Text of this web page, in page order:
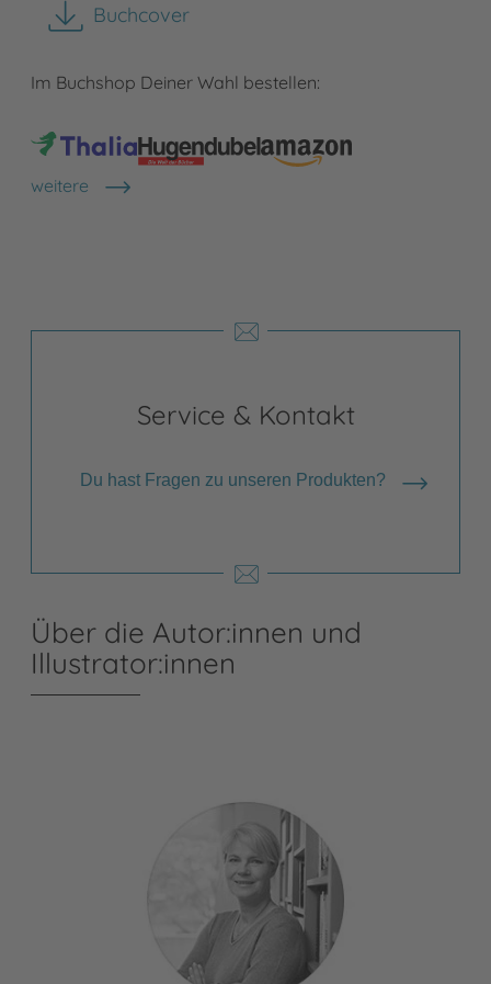
Buchcover
herunterladen
Im Buchshop Deiner Wahl bestellen:
weitere
Shops anzeigen
Service & Kontakt
Du hast Fragen zu unseren Produkten?
Über die Autor:innen und
Illustrator:innen